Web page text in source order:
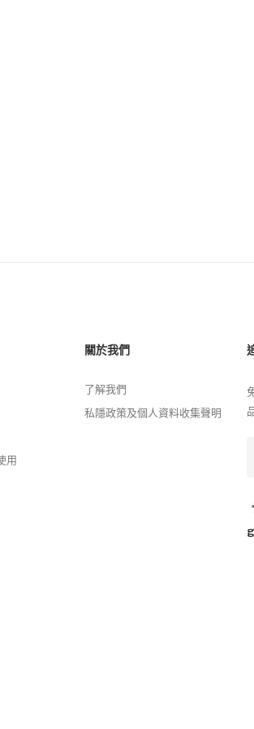
用
關於我們
了解我們
私隱政策及個人資料收集聲明